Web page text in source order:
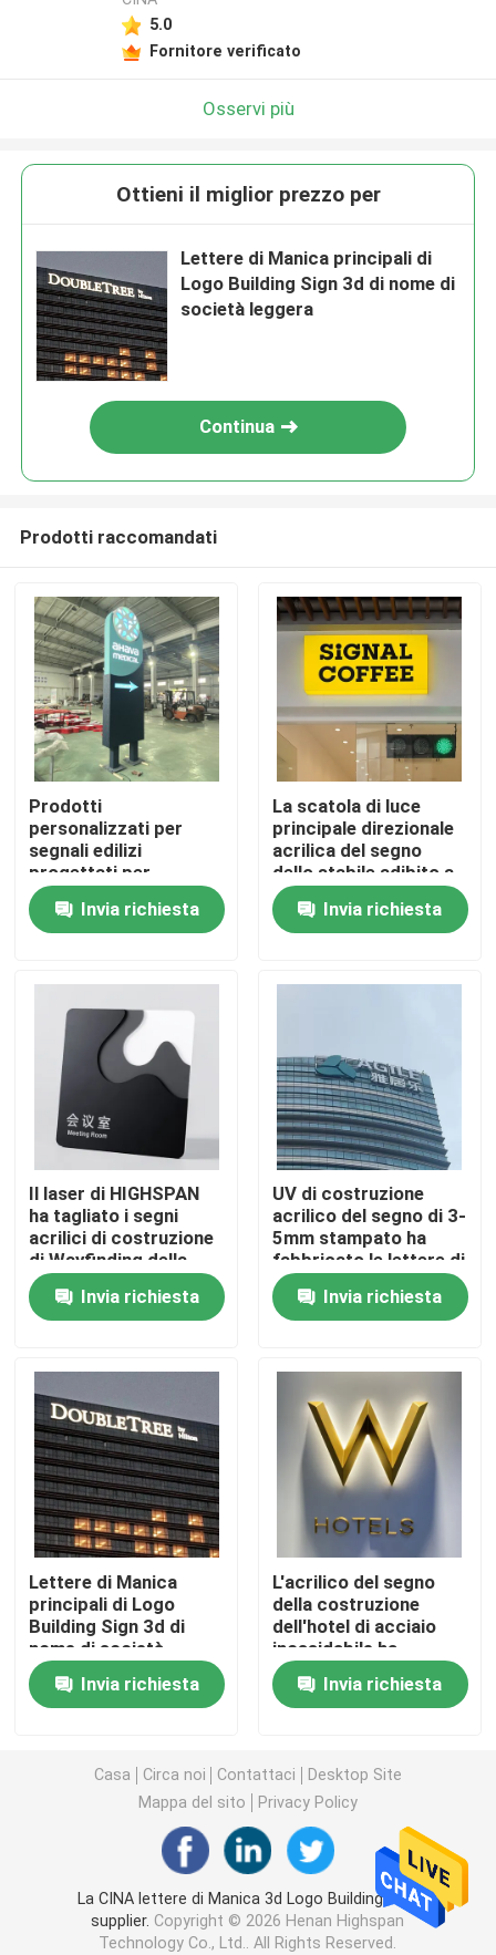
Casa
Prodotti
Giro della fabbrica
Controllo di qualità
Contattici
Richieda una citazione
segno della lettera 3d
Segno della lettera di Manica
Segno retroilluminato della lettera
Lettere acriliche principali
insegna al neon su ordinazione
insegna al neon principale
Segno acrilico della lettera
Segno di numero civico
Segno anteriore del deposito
5.0
Fornitore verificato
Osservi più
Ottieni il miglior prezzo per
Lettere di Manica principali di
Logo Building Sign 3d di nome di
società leggera
Continua
Prodotti raccomandati
Prodotti
personalizzati per
segnali edilizi
progettati per
combinare estetica e
funzionalità di durata
per un segnale esterno
Invia richiesta
La scatola di luce
principale direzionale
acrilica del segno
dello stabile adibito a
uffici di caffetteria
impermeabilizza
Invia richiesta
Il laser di HIGHSPAN
ha tagliato i segni
acrilici di costruzione
di Wayfinding della
sala riunioni del segno
Invia richiesta
UV di costruzione
acrilico del segno di 3-
5mm stampato ha
fabbricato le lettere di
acciaio inossidabile
Invia richiesta
Lettere di Manica
principali di Logo
Building Sign 3d di
nome di società
leggera
Invia richiesta
L'acrilico del segno
della costruzione
dell'hotel di acciaio
inossidabile ha
condotto le lettere di
Manica illuminate
Invia richiesta
Casa Circa noi Contattaci
Desktop Site
Mappa del sito
Privacy Policy
La CINA lettere di Manica 3d Logo Building Sign
supplier. Copyright © 2026 Henan Highspan
Technology Co., Ltd.. All Rights Reserved.